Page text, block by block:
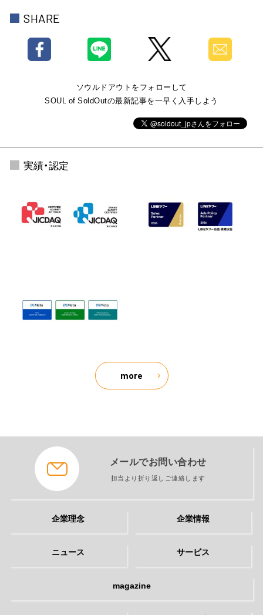
SHARE
ソウルドアウトをフォローして
SOUL of SoldOutの最新記事を一早く入手しよう
実績・認定
more
メールでお問い合わせ
担当より折り返しご連絡します
企業理念 企業情報
ニュース サービス
magazine